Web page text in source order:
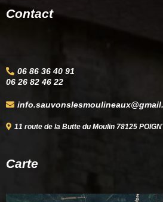
Contact
06 86 36 40 91
06 26 82 46 22
11 route de la Butte du Moulin 78125
Carte